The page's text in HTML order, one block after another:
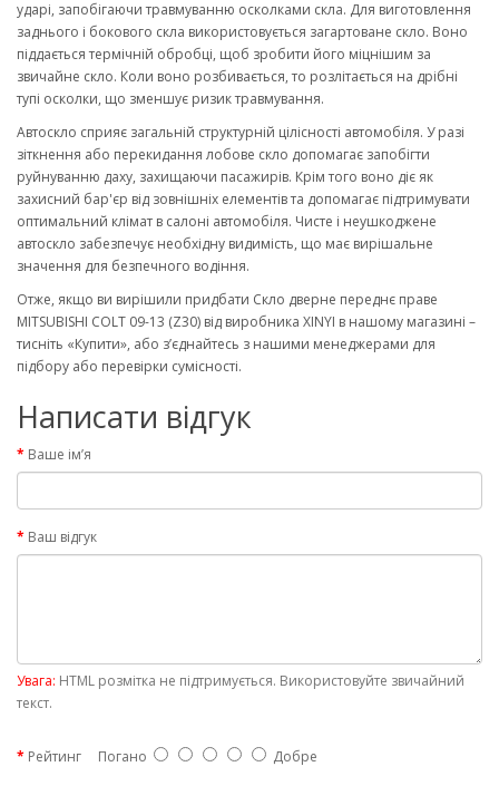
ударі, запобігаючи травмуванню осколками скла. Для виготовлення
заднього і бокового скла використовується загартоване скло. Воно
піддається термічній обробці, щоб зробити його міцнішим за
звичайне скло. Коли воно розбивається, то розлітається на дрібні
тупі осколки, що зменшує ризик травмування.
Автоскло сприяє загальній структурній цілісності автомобіля. У разі
зіткнення або перекидання лобове скло допомагає запобігти
руйнуванню даху, захищаючи пасажирів. Крім того воно діє як
захисний бар'єр від зовнішніх елементів та допомагає підтримувати
оптимальний клімат в салоні автомобіля. Чисте і неушкоджене
автоскло забезпечує необхідну видимість, що має вирішальне
значення для безпечного водіння.
Отже, якщо ви вирішили придбати Скло дверне переднє праве
MITSUBISHI COLT 09-13 (Z30) від виробника XINYI в нашому магазині –
тисніть «Купити», або з’єднайтесь з нашими менеджерами для
підбору або перевірки сумісності.
Написати відгук
Ваше ім’я
Ваш відгук
Увага: HTML розмітка не підтримується. Використовуйте звичайний
текст.
Рейтинг Погано Добре